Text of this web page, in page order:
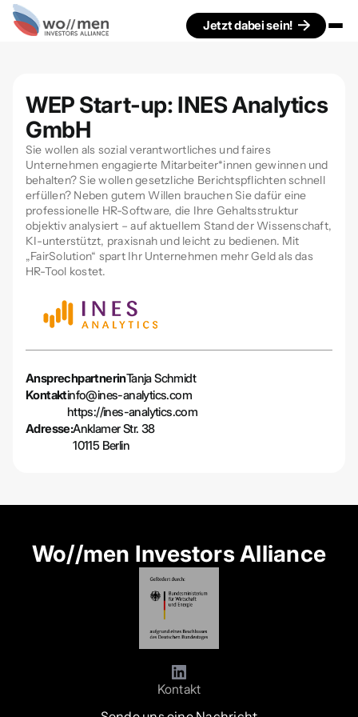
Jetzt dabei sein!
WEP Start-up: INES Analytics
GmbH
Sie wollen als sozial verantwortliches und faires
Unternehmen engagierte Mitarbeiter*innen gewinnen und
behalten? Sie wollen gesetzliche Berichtspflichten schnell
erfüllen? Neben gutem Willen brauchen Sie dafür eine
professionelle HR-Software, die Ihre Gehaltsstruktur
objektiv analysiert – auf aktuellem Stand der Wissenschaft,
KI-unterstützt, praxisnah und leicht zu bedienen. Mit
„FairSolution“ spart Ihr Unternehmen mehr Geld als das
HR-Tool kostet.
AnsprechpartnerinTanja Schmidt
Kontaktinfo@ines-analytics.com
https://ines-analytics.com
Adresse:Anklamer Str. 38
10115 Berlin
Wo//men Investors Alliance
Kontakt